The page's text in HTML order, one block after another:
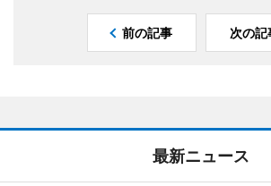
前の記事 次の記
最新ニュース